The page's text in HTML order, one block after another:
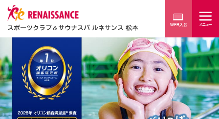
スポーツクラブ＆サウナスパ ルネサンス 松本